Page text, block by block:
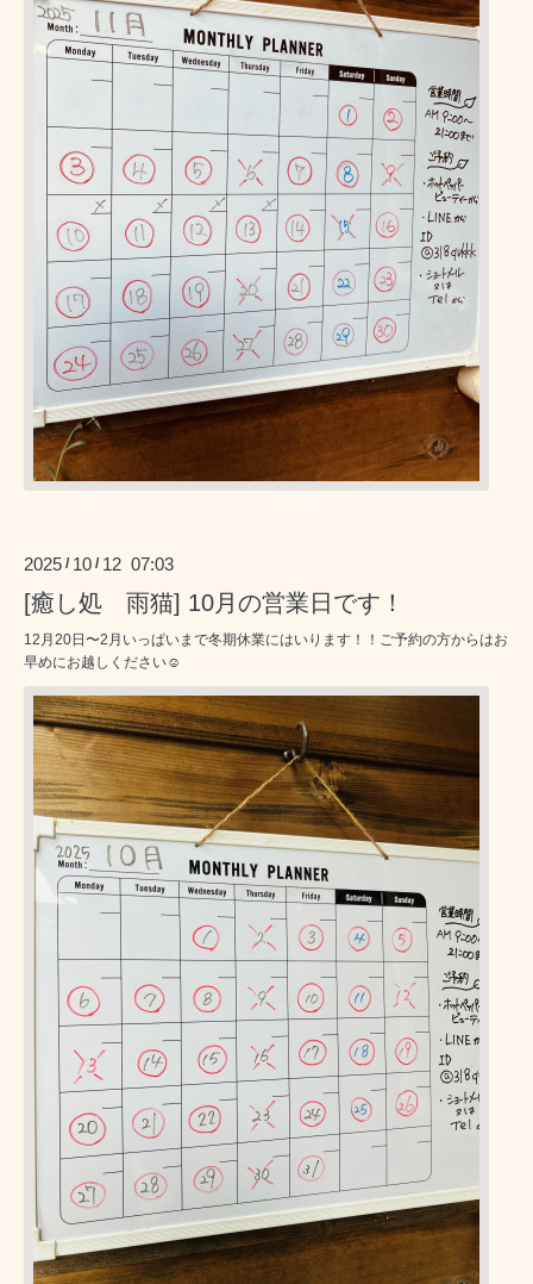
2025 / 10 / 12 07:03
[癒し処 雨猫] 10月の営業日です！
12月20日〜2月いっぱいまで冬期休業にはいります！！ご予約の方からはお
早めにお越しください☺️